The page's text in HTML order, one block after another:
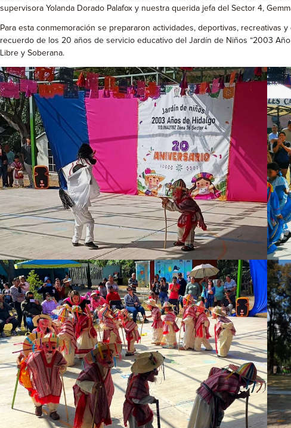
supervisora Yolanda Dorado Palafox y nuestra querida jefa del Sector 4,
Para esta conmemoración se prepararon actividades, deportivas, recreativas
recuerdo de los 20 años de servicio educativo del Jardín de Niños “2003
Libre y Soberana.